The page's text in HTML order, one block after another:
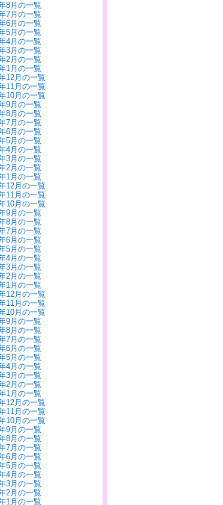
8月の一覧
7月の一覧
6月の一覧
5月の一覧
4月の一覧
3月の一覧
2月の一覧
1月の一覧
12月の一覧
11月の一覧
10月の一覧
9月の一覧
8月の一覧
7月の一覧
6月の一覧
5月の一覧
4月の一覧
3月の一覧
2月の一覧
1月の一覧
12月の一覧
11月の一覧
10月の一覧
9月の一覧
8月の一覧
7月の一覧
6月の一覧
5月の一覧
4月の一覧
3月の一覧
2月の一覧
1月の一覧
12月の一覧
11月の一覧
10月の一覧
9月の一覧
8月の一覧
7月の一覧
6月の一覧
5月の一覧
4月の一覧
3月の一覧
2月の一覧
1月の一覧
12月の一覧
11月の一覧
10月の一覧
9月の一覧
8月の一覧
7月の一覧
6月の一覧
5月の一覧
4月の一覧
3月の一覧
2月の一覧
1月の一覧